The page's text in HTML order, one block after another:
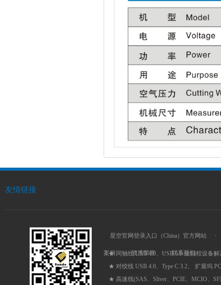
友情链接
星空官网登录入口（China）官方网站 ·
案例 · 资质荣誉 · 联系我们
★ 同轴线 USB 4.0、USB 5.0 全制程设备解
★ 对绞线 USB 4.0、Type C 3.2、 扩展坞
★ 高速线(SAS、Sliver、PCIE、MCIO、